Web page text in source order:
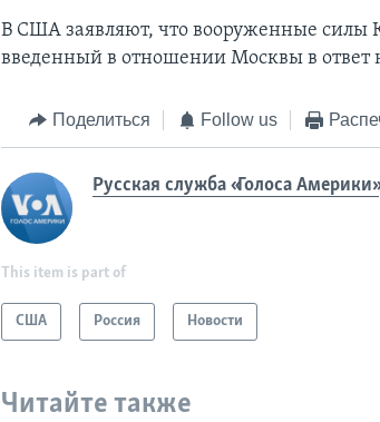
В США заявляют, что вооруженные
введенный в отношении Москвы в ответ
Поделиться Follow us
Русская служба «Голоса Америки»
This item is part of
США Россия Новости
Читайте также